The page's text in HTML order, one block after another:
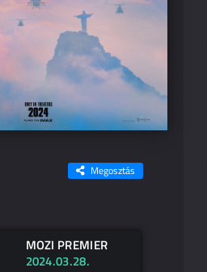
Megosztás
MOZI PREMIER
2024.03.28.